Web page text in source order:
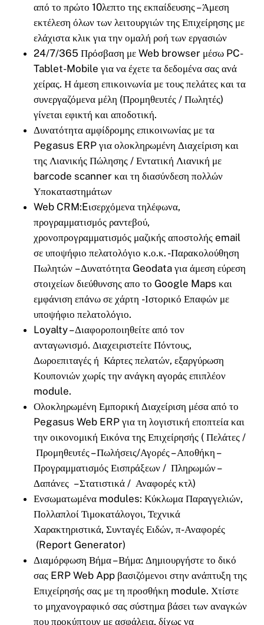
από το πρώτο 10λεπτο της εκπαίδευσης – Άμεση
εκτέλεση όλων των λειτουργιών της Επιχείρησης με
ελάχιστα κλικ για την ομαλή ροή των εργασιών
24/7/365 Πρόσβαση με Web browser μέσω PC-
Tablet-Mobile για να έχετε τα δεδομένα σας ανά
χείρας. Η άμεση επικοινωνία με τους πελάτες και τα
συνεργαζόμενα μέλη (Προμηθευτές / Πωλητές)
γίνεται εφικτή και αποδοτική.
Δυνατότητα αμφίδρομης επικοινωνίας με τα
Pegasus ERP για ολοκληρωμένη Διαχείριση και
της Λιανικής Πώλησης / Εντατική Λιανική με
barcode scanner και τη διασύνδεση πολλών
Υποκαταστημάτων
Web CRM:Eισερχόμενα τηλέφωνα,
προγραμματισμός ραντεβού,
χρονοπρογραμματισμός μαζικής αποστολής email
σε υποψήφιο πελατολόγιο κ.ο.κ. -Παρακολούθηση
Πωλητών – Δυνατότητα Geodata για άμεση εύρεση
στοιχείων διεύθυνσης απο το Google Maps και
εμφάνιση επάνω σε χάρτη -Ιστορικό Επαφών με
υποψήφιο πελατολόγιο.
Loyalty – Διαφοροποιηθείτε από τον
ανταγωνισμό. Διαχειριστείτε Πόντους,
Δωροεπιταγές ή Κάρτες πελατών, εξαργύρωση
Κουπονιών χωρίς την ανάγκη αγοράς επιπλέον
module.
Ολοκληρωμένη Εμπορική Διαχείριση μέσα από το
Pegasus Web ERP για τη λογιστική εποπτεία και
την οικονομική Εικόνα της Επιχείρησής ( Πελάτες /
Προμηθευτές – Πωλήσεις/Αγορές – Αποθήκη –
Προγραμματισμός Εισπράξεων / Πληρωμών –
Δαπάνες – Στατιστικά / Αναφορές κτλ)
Ενσωματωμένα modules: Κύκλωμα Παραγγελιών,
Πολλαπλοί Τιμοκατάλογοι, Τεχνικά
Χαρακτηριστικά, Συνταγές Ειδών, π-Αναφορές
(Report Generator)
Διαμόρφωση Βήμα – Βήμα: Δημιουργήστε το δικό
σας ERP Web App βασιζόμενοι στην ανάπτυξη της
Επιχείρησής σας με τη προσθήκη module. Χτίστε
το μηχανογραφικό σας σύστημα βάσει των αναγκών
που προκύπτουν με ασφάλεια, δίχως να